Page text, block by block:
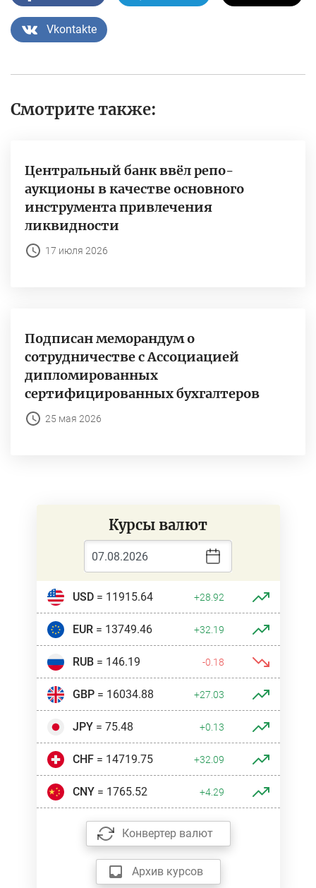
Vkontakte
Смотрите также:
Центральный банк ввёл репо-
аукционы в качестве основного
инструмента привлечения
ликвидности
17 июля 2026
Подписан меморандум о
сотрудничестве с Ассоциацией
дипломированных
сертифицированных бухгалтеров
25 мая 2026
Курсы валют
USD= 11915.64 +28.92
EUR= 13749.46 +32.19
RUB= 146.19 -0.18
GBP= 16034.88 +27.03
JPY= 75.48 +0.13
CHF= 14719.75 +32.09
CNY= 1765.52 +4.29
Конвертер валют
Архив курсов